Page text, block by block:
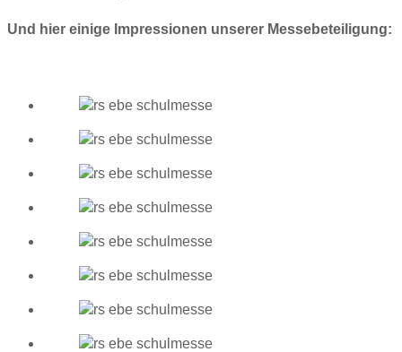
Und hier einige Impressionen unserer Messebeteiligung: